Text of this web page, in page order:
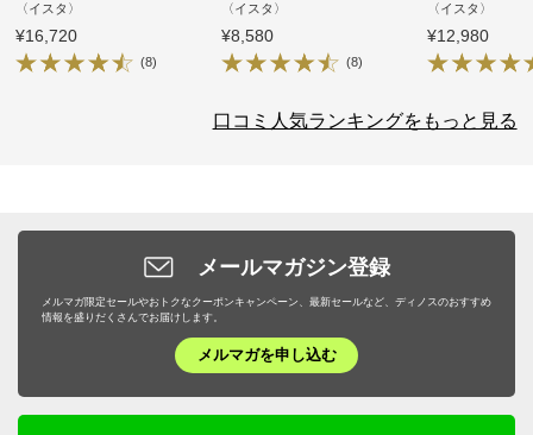
〈イスタ〉
¥16,720
(8)
〈イスタ〉
¥8,580
(8)
〈イスタ〉
¥12,980
口コミ人気ランキングをもっと見る
メールマガジン登録
メルマガ限定セールやおトクなクーポンキャンペーン、最新セールなど、ディノスのおすすめ
情報を盛りだくさんでお届けします。
メルマガを申し込む